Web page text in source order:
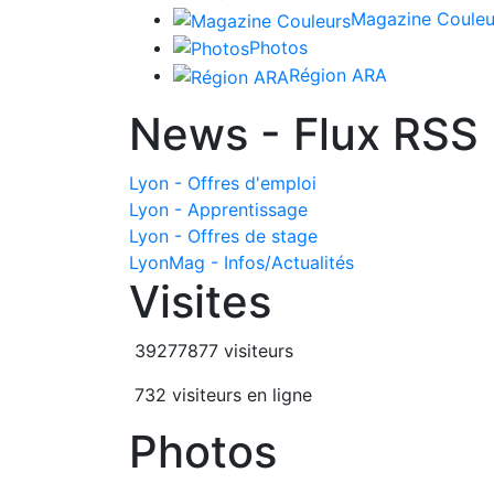
Magazine
Photos
Région ARA
News - Flux RSS
Lyon - Offres d'emploi
Lyon - Apprentissage
Lyon - Offres de stage
LyonMag - Infos/Actualités
Visites
39277877 visiteurs
732 visiteurs en ligne
Photos